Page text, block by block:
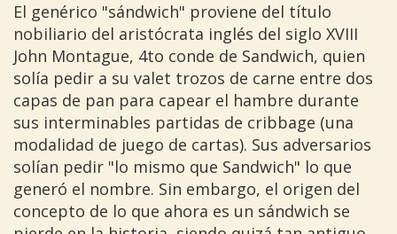
El genérico "sándwich" proviene del título
nobiliario del aristócrata inglés del siglo XVIII
John Montague, 4to conde de Sandwich, quien
solía pedir a su valet trozos de carne entre dos
capas de pan para capear el hambre durante
sus interminables partidas de cribbage (una
modalidad de juego de cartas). Sus adversarios
solían pedir "lo mismo que Sandwich" lo que
generó el nombre. Sin embargo, el origen del
concepto de lo que ahora es un sándwich se